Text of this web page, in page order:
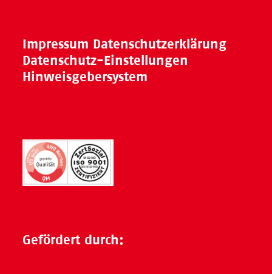
Impressum Datenschutzerklärung
Datenschutz-Einstellungen
Hinweisgebersystem
Gefördert durch: